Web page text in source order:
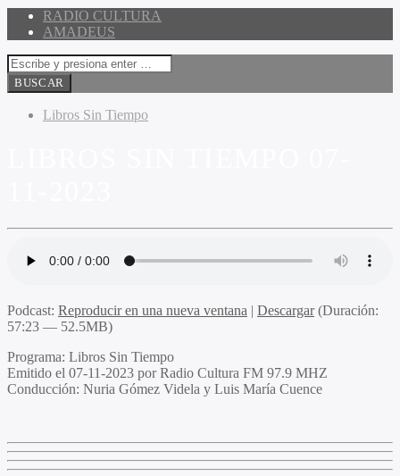
RADIO CULTURA
AMADEUS
Libros Sin Tiempo
Podcast: Reproducir en una nueva ventana | Descargar(Duración:
57:23 — 52.5MB)
Programa: Libros Sin Tiempo
Emitido el 07-11-2023 por Radio Cultura FM 97.9 MHZ
Conducción: Nuria Gómez Videla y Luis María Cuence